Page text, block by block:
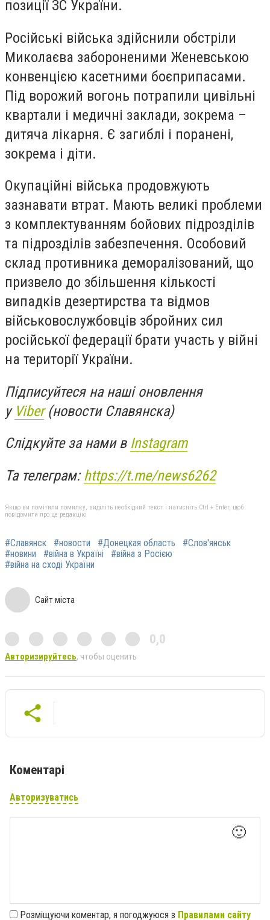
позиції ЗС України.
Російські війська здійснили обстріли
Миколаєва забороненими Женевською
конвенцією касетними боєприпасами.
Під ворожий вогонь потрапили цивільні
квартали і медичні заклади, зокрема –
дитяча лікарня. Є загиблі і поранені,
зокрема і діти.
Окупаційні війська продовжують
зазнавати втрат. Мають великі проблеми
з комплектуванням бойових підрозділів
та підрозділів забезпечення. Особовий
склад противника деморалізований, що
призвело до збільшення кількості
випадків дезертирства та відмов
військовослужбовців збройних сил
російської федерації брати участь у війні
на території України.
Підписуйтеся на наші оновлення
у Viber(новости Славянска)
Слідкуйте за нами в Instagram
Та телеграм:https://t.me/news6262
Якщо ви помітили помилку, виділіть необхідний текст і натисніть Ctrl + Enter, щоб
повідомити про це редакцію
#Славянск #новости #Донецкая область
#Слов'янськ
#новини
#війна в Україні
#війна з Росією
#війна на сході України
Сайт міста
0,0
Авторизируйтесь, чтобы оценить
Коментарі
Авторизуватись
🙂
Розміщуючи коментар, я погоджуюся з Правилами сайту